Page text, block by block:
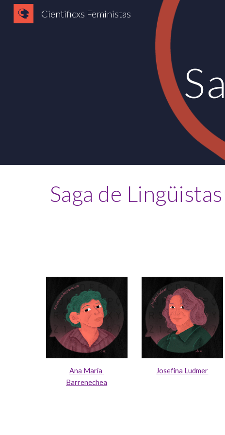
Cientificxs Feministas
Saga de Lingüistas
Ana María
Barrenechea
Josefina Ludmer